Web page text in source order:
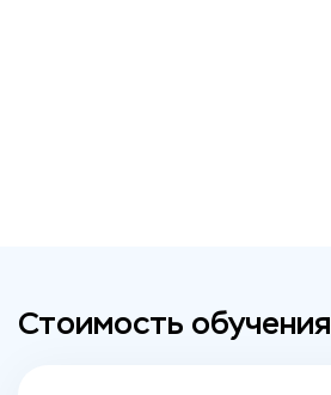
Стоимость обучения